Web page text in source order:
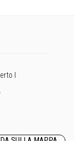
I